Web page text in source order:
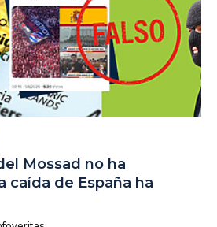
Mossad no ha
caída de España ha